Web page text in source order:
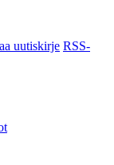
uutiskirje RSS-